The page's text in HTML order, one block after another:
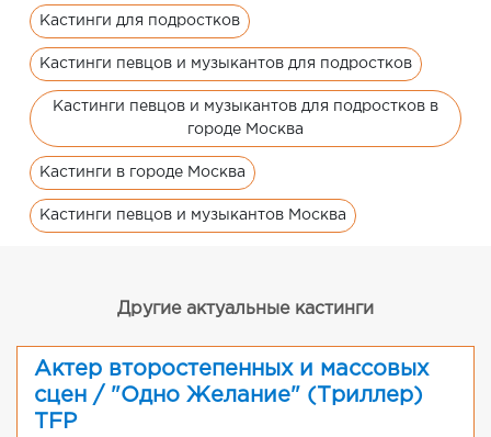
Кастинги для подростков
Кастинги певцов и музыкантов для подростков
Кастинги певцов и музыкантов для подростков в
городе Москва
Кастинги в городе Москва
Кастинги певцов и музыкантов Москва
Другие актуальные кастинги
Актер второстепенных и массовых
сцен / "Одно Желание" (Триллер)
TFP